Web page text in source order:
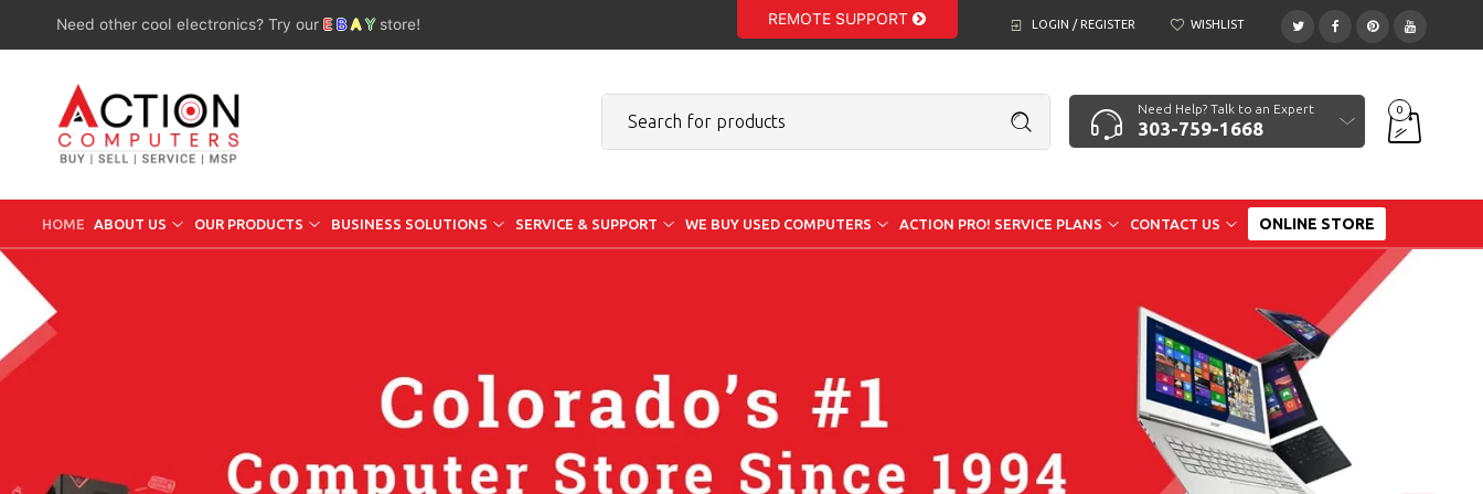
Need other cool electronics? Try our E B A Y store! REMOTE SUPPORT LOGIN / REGISTER WISHLIST
Need Help? Talk to an Expert
303-759-1668
0
HOME ABOUT US OUR PRODUCTS BUSINESS SOLUTIONS SERVICE & SUPPORT WE BUY USED COMPUTERS ACTION PRO! SERVICE PLANS CONTACT US ONLINE STORE